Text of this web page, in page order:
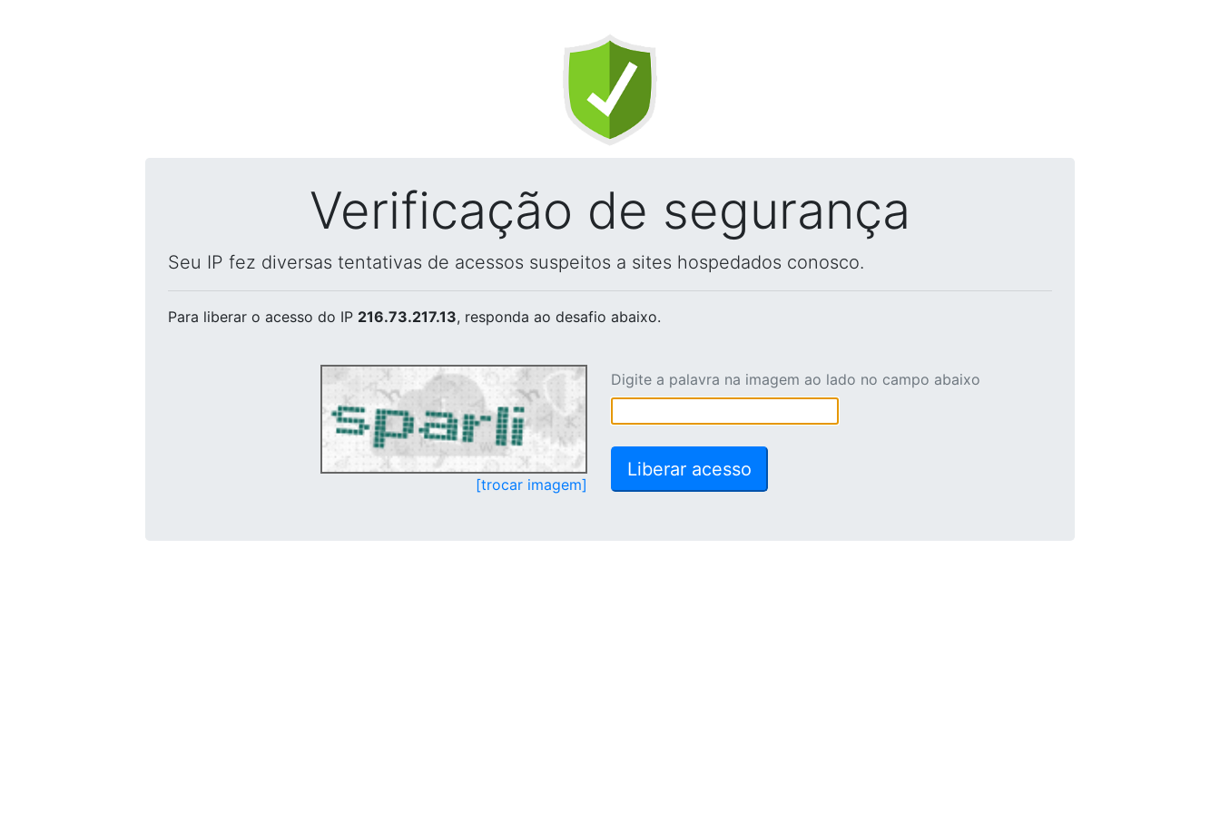
Verificação de segurança
Seu IP fez diversas tentativas de acessos suspeitos a sites hospedados conosco.
Para liberar o acesso do IP 216.73.217.13, responda ao desafio abaixo.
[trocar imagem]
Digite a palavra na imagem ao lado no campo abaixo